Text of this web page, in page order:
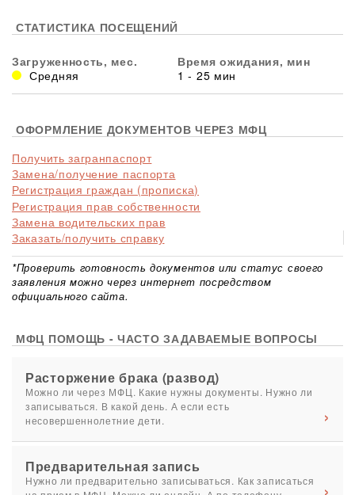
СТАТИСТИКА ПОСЕЩЕНИЙ
Загруженность, мес.
Средняя
Время ожидания, мин
1 - 25 мин
ОФОРМЛЕНИЕ ДОКУМЕНТОВ ЧЕРЕЗ МФЦ
Получить загранпаспорт
Замена/получение паспорта
Регистрация граждан (прописка)
Регистрация прав собственности
Замена водительских прав
Заказать/получить справку
*Проверить готовность документов или статус своего
заявления можно через интернет посредством
официального сайта.
МФЦ ПОМОЩЬ - ЧАСТО ЗАДАВАЕМЫЕ ВОПРОСЫ
Расторжение брака (развод)
Можно ли через МФЦ. Какие нужны документы. Нужно ли
записываться. В какой день. А если есть
несовершеннолетние дети.
Предварительная запись
Нужно ли предварительно записываться. Как записаться